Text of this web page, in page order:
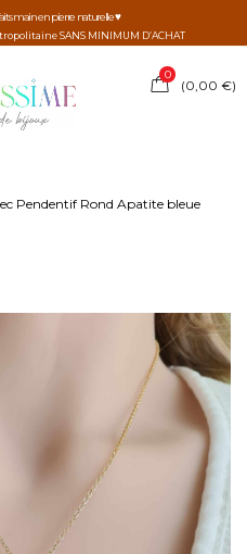
main en pierre naturelle ♥
SANS MINIMUM D’ACHAT
0
(0,00€)
Pendentif Rond Apatite bleue